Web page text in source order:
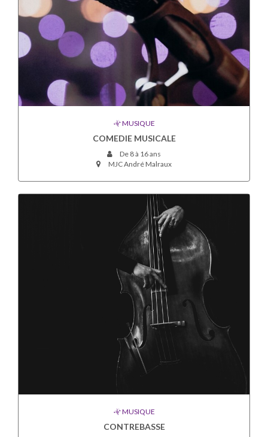
MUSIQUE
COMEDIE MUSICALE
De 8 à 16 ans
MJC André Malraux
MUSIQUE
CONTREBASSE